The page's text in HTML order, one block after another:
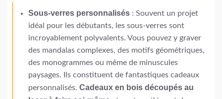
Sous-verres personnalisés: Souvent un projet
idéal pour les débutants, les sous-verres sont
incroyablement polyvalents. Vous pouvez y graver
des mandalas complexes, des motifs géométriques,
des monogrammes ou même de minuscules
paysages. Ils constituent de fantastiques cadeaux
personnalisés. Cadeaux en bois découpés au